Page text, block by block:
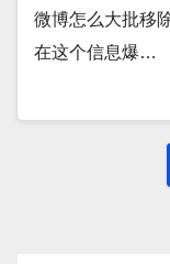
微博怎么大批移
在这个信息爆…